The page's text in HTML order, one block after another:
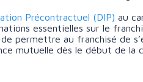
Précontractuel (DIP) au
essentielles sur le
permettre au franchisé de
mutuelle dès le début de la